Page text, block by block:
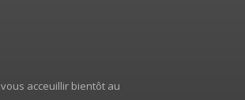
acceuillir bientôt au